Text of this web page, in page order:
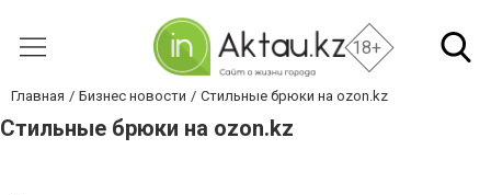
18+
Главная Бизнес новости Стильные брюки на ozon.kz
Стильные брюки на ozon.kz